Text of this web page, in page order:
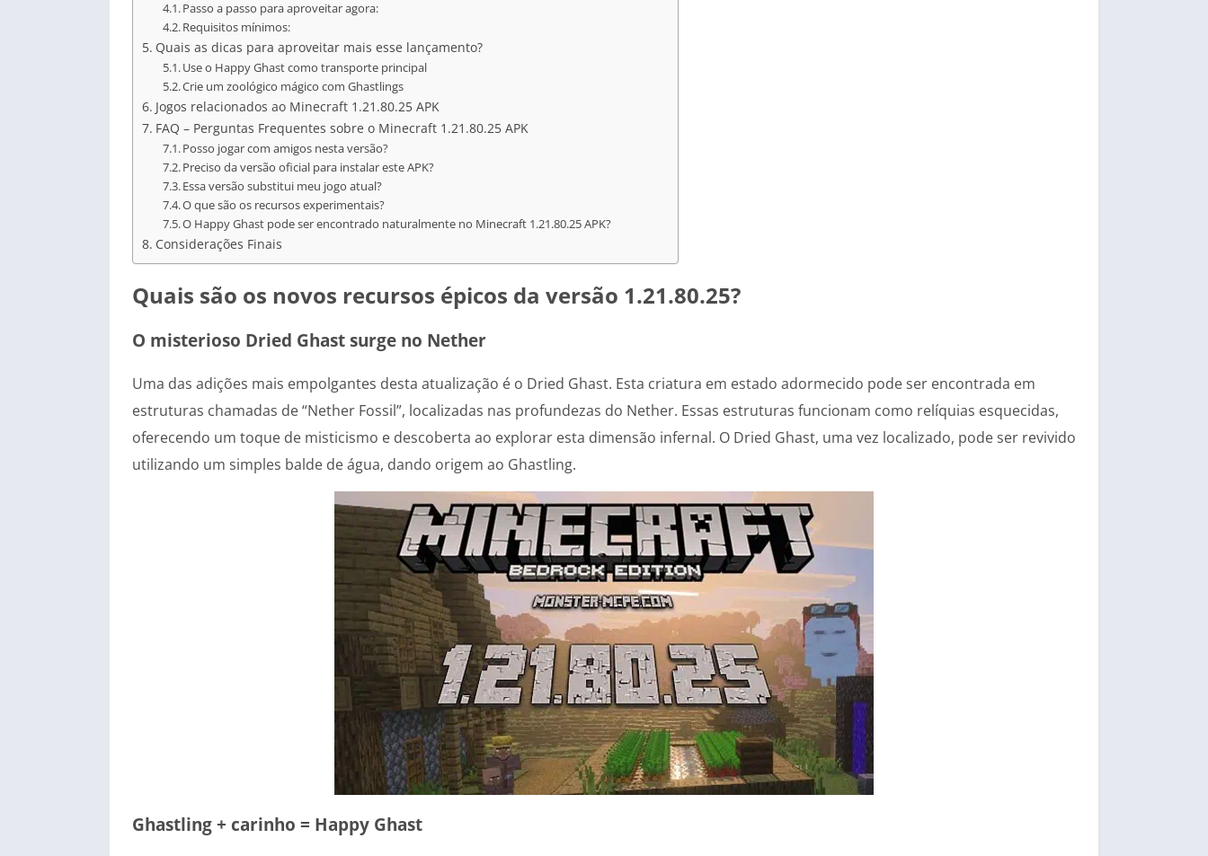
Passo a passo para aproveitar agora:
Requisitos mínimos:
Quais as dicas para aproveitar mais esse lançamento?
Use o Happy Ghast como transporte principal
Crie um zoológico mágico com Ghastlings
Jogos relacionados ao Minecraft 1.21.80.25 APK
FAQ – Perguntas Frequentes sobre o Minecraft 1.21.80.25 APK
Posso jogar com amigos nesta versão?
Preciso da versão oficial para instalar este APK?
Essa versão substitui meu jogo atual?
O que são os recursos experimentais?
O Happy Ghast pode ser encontrado naturalmente no Minecraft 1.21.80.25 APK?
Considerações Finais
Quais são os novos recursos épicos da versão 1.21.80.25?
O misterioso Dried Ghast surge no Nether
Uma das adições mais empolgantes desta atualização é o Dried Ghast. Esta criatura em estado adormecido pode ser encontrada em
estruturas chamadas de “Nether Fossil”, localizadas nas profundezas do Nether. Essas estruturas funcionam como relíquias esquecidas,
oferecendo um toque de misticismo e descoberta ao explorar esta dimensão infernal. O Dried Ghast, uma vez localizado, pode ser revivido
utilizando um simples balde de água, dando origem ao Ghastling.
Ghastling + carinho = Happy Ghast